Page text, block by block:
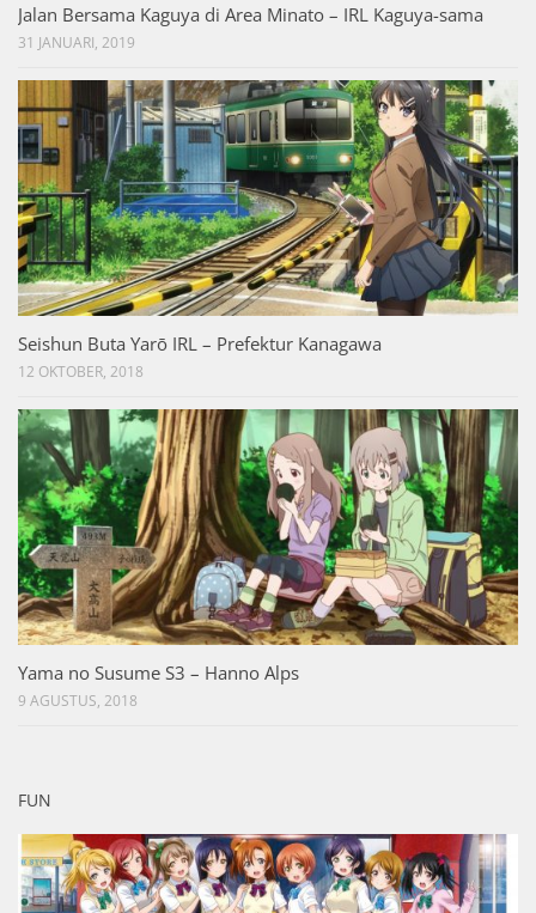
Jalan Bersama Kaguya di Area Minato – IRL Kaguya-sama
31 JANUARI, 2019
Seishun Buta Yarō IRL – Prefektur Kanagawa
12 OKTOBER, 2018
Yama no Susume S3 – Hanno Alps
9 AGUSTUS, 2018
FUN